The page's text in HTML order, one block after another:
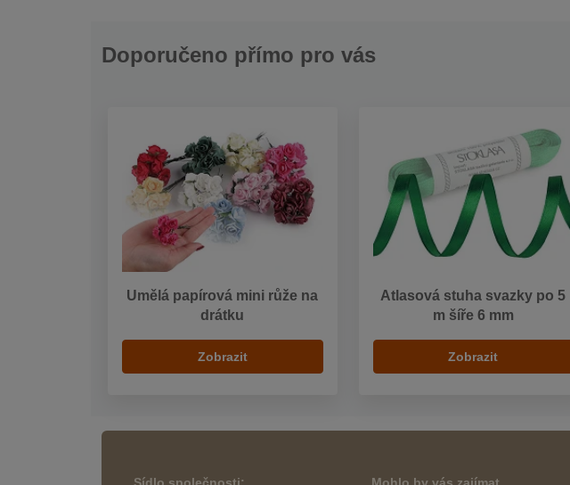
Doporučeno přímo pro vás
Umělá papírová mini růže na
drátku
Zobrazit
Atlasová stuha svazky po 5
m šíře 6 mm
Zobrazit